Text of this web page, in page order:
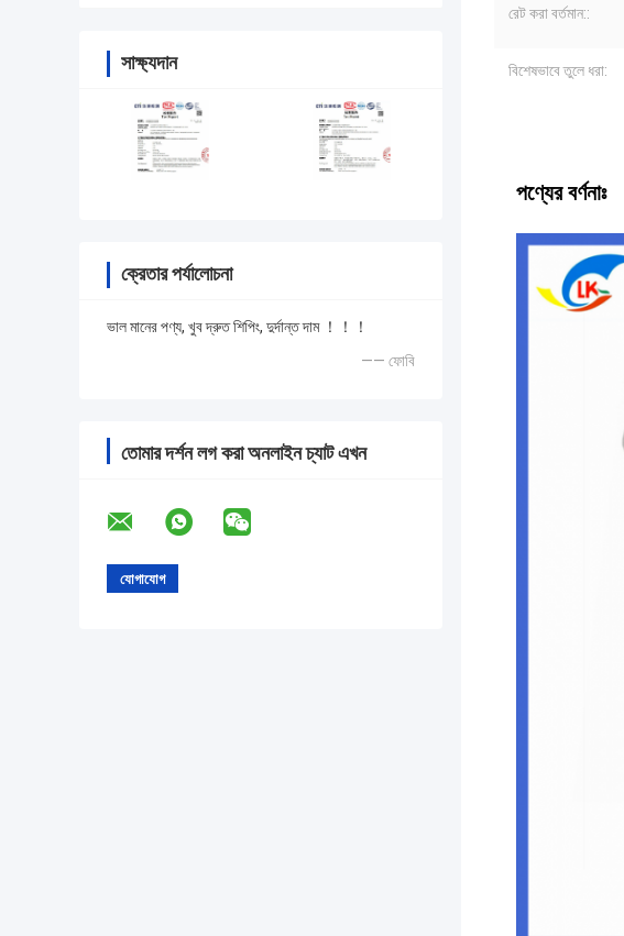
সাক্ষ্যদান
ক্রেতার পর্যালোচনা
ভাল মানের পণ্য, খুব দ্রুত শিপিং, দুর্দান্ত দাম ！！！
—— ফোবি
তোমার দর্শন লগ করা অনলাইন চ্যাট এখন
রেট করা বর্তমান::
বিশেষভাবে তুলে ধরা:
পণ্যের বর্ণনাঃ